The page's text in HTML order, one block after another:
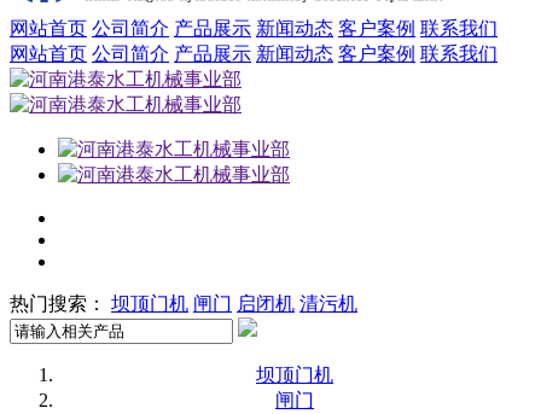
网站首页 公司简介 产品展示 新闻动态 客户案例 联系我们
网站首页 公司简介 产品展示 新闻动态 客户案例 联系我们
热门搜索： 坝顶门机 闸门 启闭机 清污机
坝顶门机
闸门